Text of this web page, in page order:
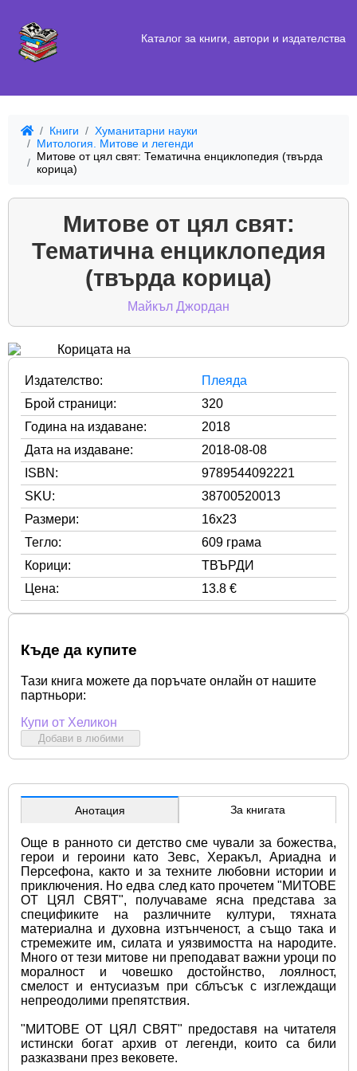
Каталог за книги, автори и издателства
Книги
Хуманитарни науки
Митология. Митове и легенди
Митове от цял свят: Тематична енциклопедия (твърда
корица)
Митове от цял свят:
Тематична енциклопедия
(твърда корица)
Майкъл Джордан
Издателство:
Плеяда
Брой страници:
320
Година на издаване:
2018
Дата на издаване:
2018-08-08
ISBN:
9789544092221
SKU:
38700520013
Размери:
16x23
Тегло:
609 грама
Корици:
ТВЪРДИ
Цена:
13.8 €
Къде да купите
Тази книга можете да поръчате онлайн от нашите
партньори:
Купи от Хеликон
Добави в любими
Анотация За книгата
Още в ранното си детство сме чували за божества,
герои и героини като Зевс, Херакъл, Ариадна и
Персефона, както и за техните любовни истории и
приключения. Но едва след като прочетем "МИТОВЕ
ОТ ЦЯЛ СВЯТ", получаваме ясна представа за
спецификите на различните култури, тяхната
материална и духовна изтънченост, а също така и
стремежите им, силата и уязвимостта на народите.
Много от тези митове ни преподават важни уроци по
моралност и човешко достойнство, лоялност,
смелост и ентусиазъм при сблъсък с изглеждащи
непреодолими препятствия.
"МИТОВЕ ОТ ЦЯЛ СВЯТ" предоставя на читателя
истински богат архив от легенди, които са били
разказвани през вековете.